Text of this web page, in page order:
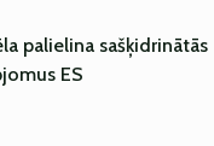
palielina sašķidrinātās
ES